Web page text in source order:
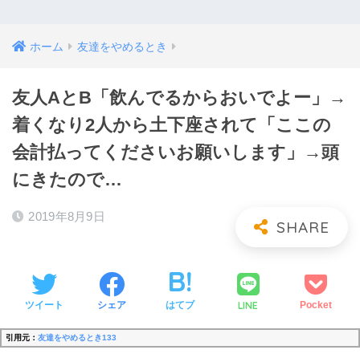
ホーム 友達をやめるとき
友人AとB「飲んでるからおいでよー」→
着くなり2人から土下座されて「ここの
会計払ってくださいお願いします」→頭
にきたので…
2019年8月9日
ツイート シェア はてブ LINE Pocket
引用元： 友達をやめるとき133